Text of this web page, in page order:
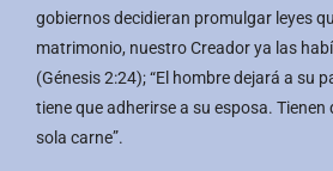
gobiernos decidieran promulgar leyes
matrimonio, nuestro Creador ya las
(Génesis 2:24); “El hombre dejará a su
tiene que adherirse a su esposa. Tienen
sola carne”.